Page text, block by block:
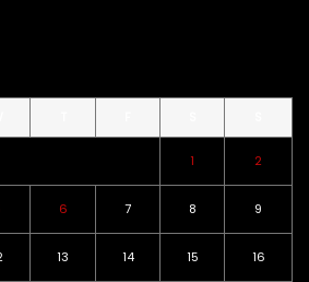
1 2
6 7 8 9
13 14 15 16